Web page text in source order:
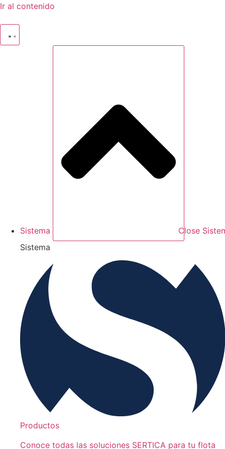
Ir al contenido
Sistema
Close
Sistema
Productos
Conoce todas las soluciones SERTICA para tu flota